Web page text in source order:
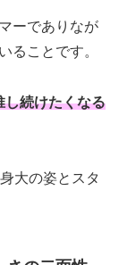
ーでありなが
ることです。
し続けたくなる
大の姿とスタ